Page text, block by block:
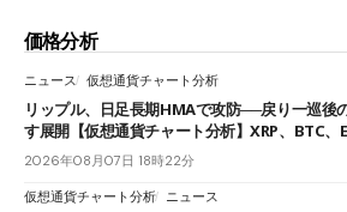
価格分析
ニュース 仮想通貨チャート分析
リップル、日足長期HMAで攻防──戻り一巡後
す展開【仮想通貨チャート分析】XRP、BTC、
2026年08月07日 18時22分
仮想通貨チャート分析 ニュース